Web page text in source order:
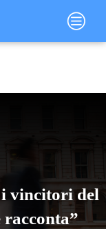
Main
Menu
vincitori del